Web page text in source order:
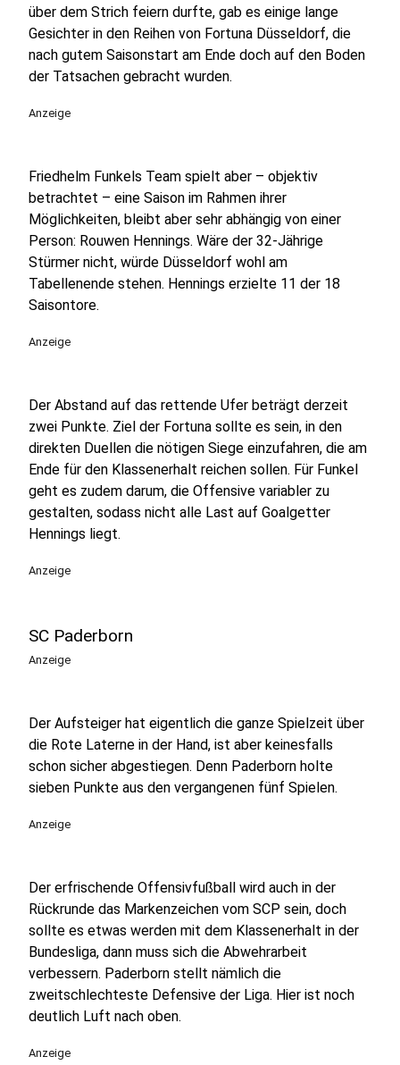
über dem Strich feiern durfte, gab es einige lange
Gesichter in den Reihen von Fortuna Düsseldorf, die
nach gutem Saisonstart am Ende doch auf den Boden
der Tatsachen gebracht wurden.
Anzeige
Friedhelm Funkels Team spielt aber – objektiv
betrachtet – eine Saison im Rahmen ihrer
Möglichkeiten, bleibt aber sehr abhängig von einer
Person: Rouwen Hennings. Wäre der 32-Jährige
Stürmer nicht, würde Düsseldorf wohl am
Tabellenende stehen. Hennings erzielte 11 der 18
Saisontore.
Anzeige
Der Abstand auf das rettende Ufer beträgt derzeit
zwei Punkte. Ziel der Fortuna sollte es sein, in den
direkten Duellen die nötigen Siege einzufahren, die am
Ende für den Klassenerhalt reichen sollen. Für Funkel
geht es zudem darum, die Offensive variabler zu
gestalten, sodass nicht alle Last auf Goalgetter
Hennings liegt.
Anzeige
SC Paderborn
Anzeige
Der Aufsteiger hat eigentlich die ganze Spielzeit über
die Rote Laterne in der Hand, ist aber keinesfalls
schon sicher abgestiegen. Denn Paderborn holte
sieben Punkte aus den vergangenen fünf Spielen.
Anzeige
Der erfrischende Offensivfußball wird auch in der
Rückrunde das Markenzeichen vom SCP sein, doch
sollte es etwas werden mit dem Klassenerhalt in der
Bundesliga, dann muss sich die Abwehrarbeit
verbessern. Paderborn stellt nämlich die
zweitschlechteste Defensive der Liga. Hier ist noch
deutlich Luft nach oben.
Anzeige